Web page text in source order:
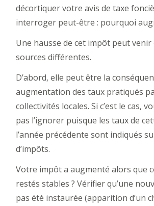
décortiquer votre avis de taxe
interroger peut-être : pourquoi
Une hausse de cet impôt peut venir
sources différentes.
D’abord, elle peut être la
augmentation des taux pratiqués
collectivités locales. Si c’est le cas,
pas l’ignorer puisque les taux de
l’année précédente sont indiqués
d’impôts.
Votre impôt a augmenté alors que
restés stables ? Vérifier qu’une
pas été instaurée (apparition d’un